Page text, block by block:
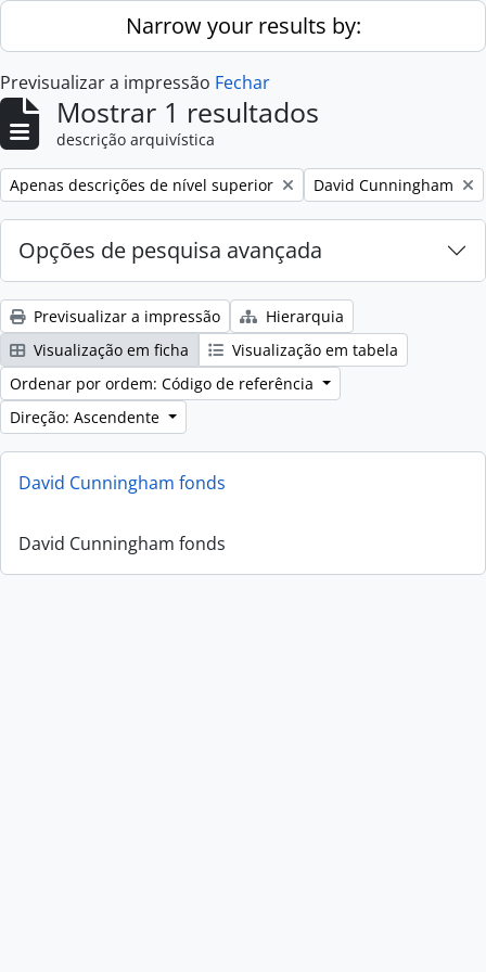
Skip to main contentNarrow your results by:
Previsualizar a impressão Fechar
Mostrar 1 resultados
descrição arquivística
Remove filter:
Apenas descrições de nível superior Remove filter:
David Cunningham
Opções de pesquisa avançada
Previsualizar a impressão
Hierarquia
Visualização em ficha
Visualização em tabela
Ordenar por ordem: Código de referência
Direção: Ascendente
David Cunningham fonds
David Cunningham fonds